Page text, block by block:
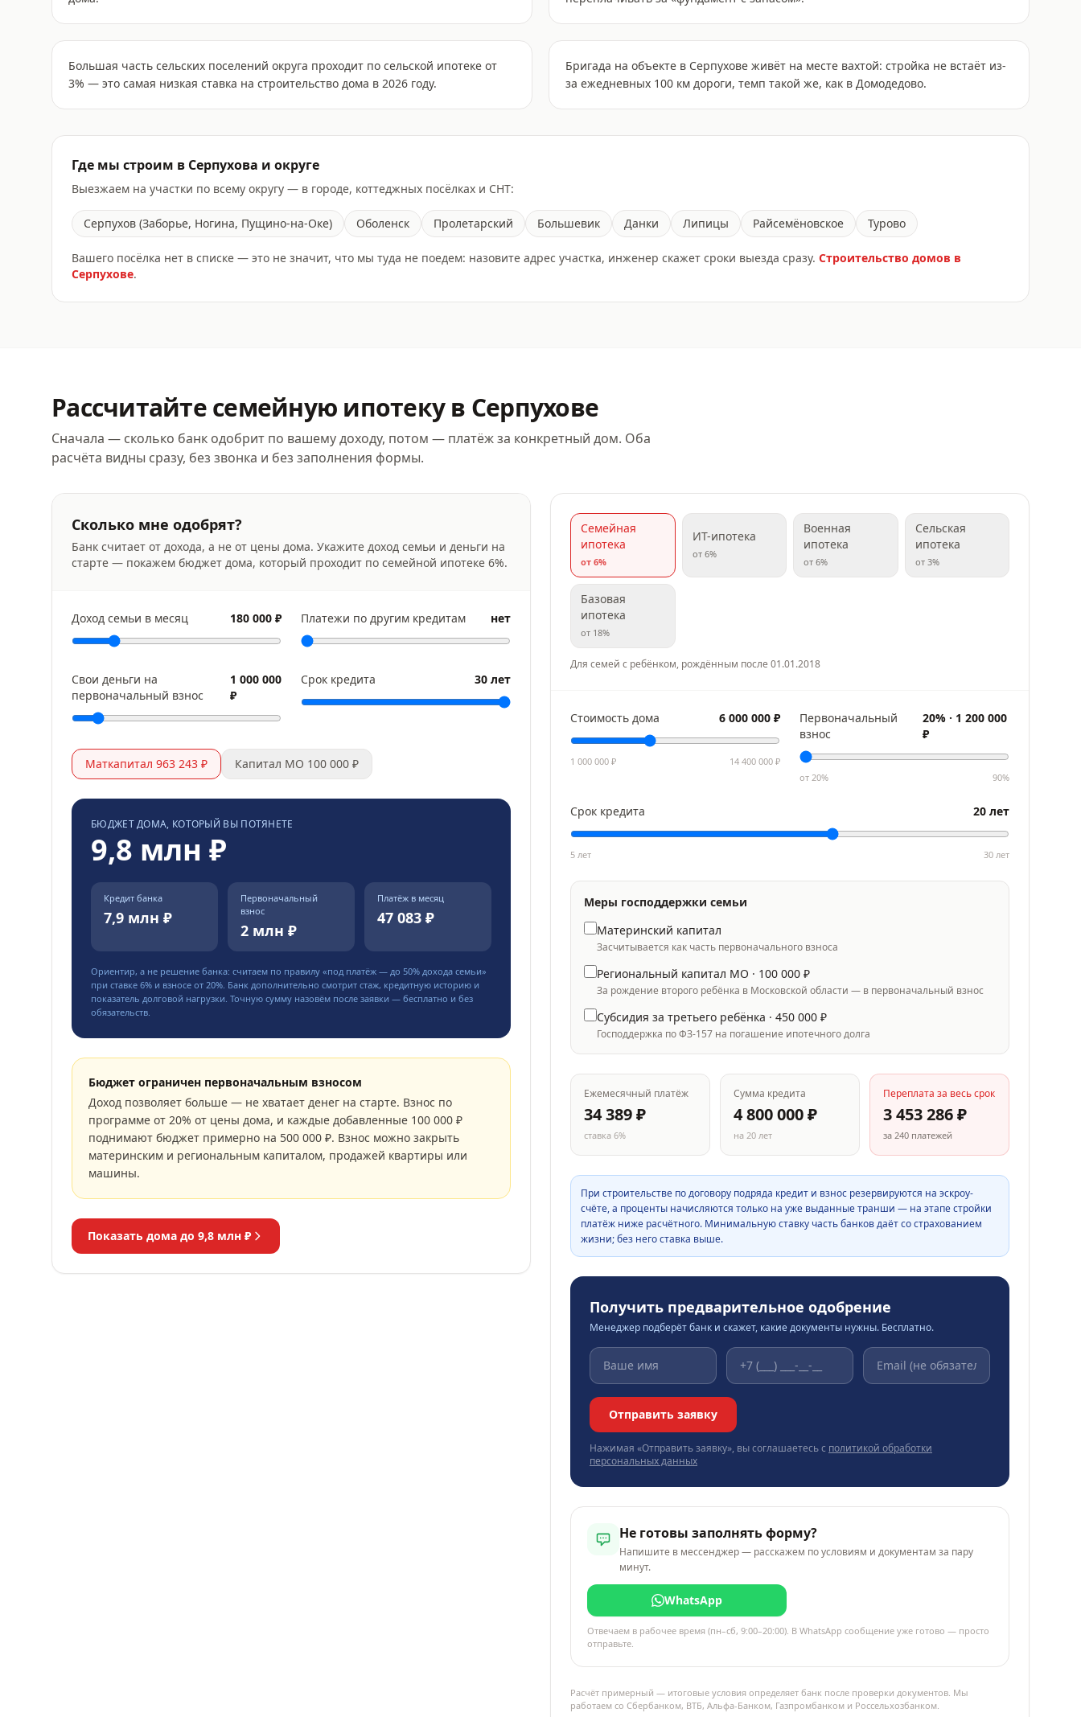
Большая часть сельских поселений округа проходит по сельской ипотеке от
3% — это самая низкая ставка на строительство дома в 2026 году.
Бригада на объекте в Серпухове живёт на месте вахтой: стройка не встаёт из-
за ежедневных 100 км дороги, темп такой же, как в Домодедово.
Где мы строим в Серпухова и округе
Выезжаем на участки по всему округу — в городе, коттеджных посёлках и СНТ:
Серпухов (Заборье, Ногина, Пущино-на-Оке) Оболенск Пролетарский Большевик Данки Липицы Райсемёновское Турово
Вашего посёлка нет в списке — это не значит, что мы туда не поедем: назовите адрес участка, инженер скажет сроки выезда сразу. Строительство домов в
Серпухове.
Рассчитайтесемейную ипотеку в Серпухове
Сначала — сколько банк одобрит по вашему доходу, потом — платёж за конкретный дом. Оба
расчёта видны сразу, без звонка и без заполнения формы.
Сколько мне одобрят?
Банк считает от дохода, а не от цены дома. Укажите доход семьи и деньги на
старте — покажем бюджет дома, который проходит по семейной ипотеке 6%.
Доход семьи в месяц 180 000 ₽ Платежи по другим кредитам нет
Свои деньги на
первоначальный взнос
1 000 000
₽
Срок кредита 30 лет
Маткапитал 963 243 ₽ Капитал МО 100 000 ₽
БЮДЖЕТ ДОМА, КОТОРЫЙ ВЫ ПОТЯНЕТЕ
9,8 млн ₽
Кредит банка
7,9 млн ₽
Первоначальный
взнос
2 млн ₽
Платёж в месяц
47 083 ₽
Ориентир, а не решение банка: считаем по правилу «под платёж — до 50% дохода семьи»
при ставке 6% и взносе от 20%. Банк дополнительно смотрит стаж, кредитную историю и
показатель долговой нагрузки. Точную сумму назовём после заявки — бесплатно и без
обязательств.
Бюджет ограничен первоначальным взносом
Доход позволяет больше — не хватает денег на старте. Взнос по
программе от 20% от цены дома, и каждые добавленные 100 000 ₽
поднимают бюджет примерно на 500 000 ₽. Взнос можно закрыть
материнским и региональным капиталом, продажей квартиры или
машины.
Показать дома до 9,8 млн ₽
Семейная
ипотека
от 6%
ИТ-ипотека
от 6%
Военная
ипотека
от 6%
Сельская
ипотека
от 3%
Базовая
ипотека
от 18%
Для семей с ребёнком, рождённым после 01.01.2018
Стоимость дома 6 000 000 ₽
1 000 000 ₽ 14 400 000 ₽
Первоначальный
взнос
20% · 1 200 000
₽
от 20% 90%
Срок кредита 20 лет
5 лет 30 лет
Меры господдержки семьи
Материнский капитал
Засчитывается как часть первоначального взноса
Региональный капитал МО · 100 000 ₽
За рождение второго ребёнка в Московской области — в первоначальный взнос
Субсидия за третьего ребёнка · 450 000 ₽
Господдержка по ФЗ-157 на погашение ипотечного долга
Ежемесячный платёж
34 389₽
ставка 6%
Сумма кредита
4 800 000₽
на 20 лет
Переплата за весь срок
3 453 286₽
за 240 платежей
При строительстве по договору подряда кредит и взнос резервируются на эскроу-
счёте, а проценты начисляются только на уже выданные транши — на этапе стройки
платёж ниже расчётного. Минимальную ставку часть банков даёт со страхованием
жизни; без него ставка выше.
Получить предварительное одобрение
Менеджер подберёт банк и скажет, какие документы нужны. Бесплатно.
Отправить заявку
Нажимая «Отправить заявку», вы соглашаетесь с политикой обработки
персональных данных
Не готовы заполнять форму?
Напишите в мессенджер — расскажем по условиям и документам за пару
минут.
WhatsApp
Отвечаем в рабочее время (пн–сб, 9:00–20:00). В WhatsApp сообщение уже готово — просто
отправьте.
Расчёт примерный — итоговые условия определяет банк после проверки документов. Мы
работаем со Сбербанком, ВТБ, Альфа-Банком, Газпромбанком и Россельхозбанком.